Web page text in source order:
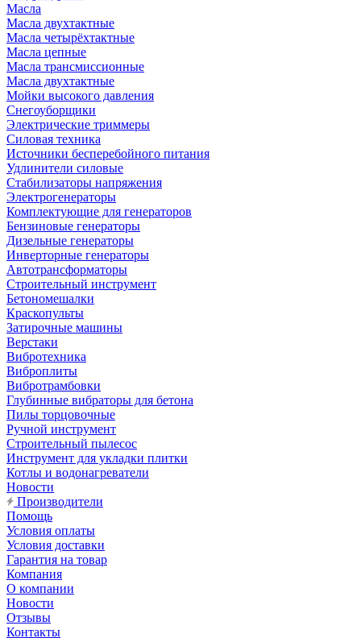
Масла
Масла двухтактные
Масла четырёхтактные
Масла цепные
Масла трансмиссионные
Масла двухтактные
Мойки высокого давления
Снегоуборщики
Электрические триммеры
Силовая техника
Источники бесперебойного питания
Удлинители силовые
Стабилизаторы напряжения
Электрогенераторы
Комплектующие для генераторов
Бензиновые генераторы
Дизельные генераторы
Инверторные генераторы
Автотрансформаторы
Строительный инструмент
Бетономешалки
Краскопульты
Затирочные машины
Верстаки
Вибротехника
Виброплиты
Вибротрамбовки
Глубинные вибраторы для бетона
Пилы торцовочные
Ручной инструмент
Строительный пылесос
Инструмент для укладки плитки
Котлы и водонагреватели
Новости
Производители
Помощь
Условия оплаты
Условия доставки
Гарантия на товар
Компания
О компании
Новости
Отзывы
Контакты